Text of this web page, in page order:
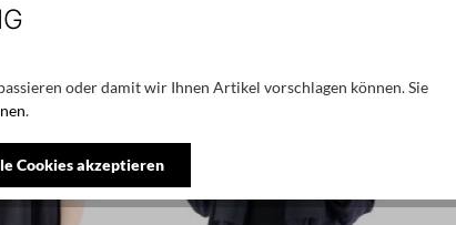
oder damit wir Ihnen Artikel vorschlagen können. Sie
.
Cookies akzeptieren